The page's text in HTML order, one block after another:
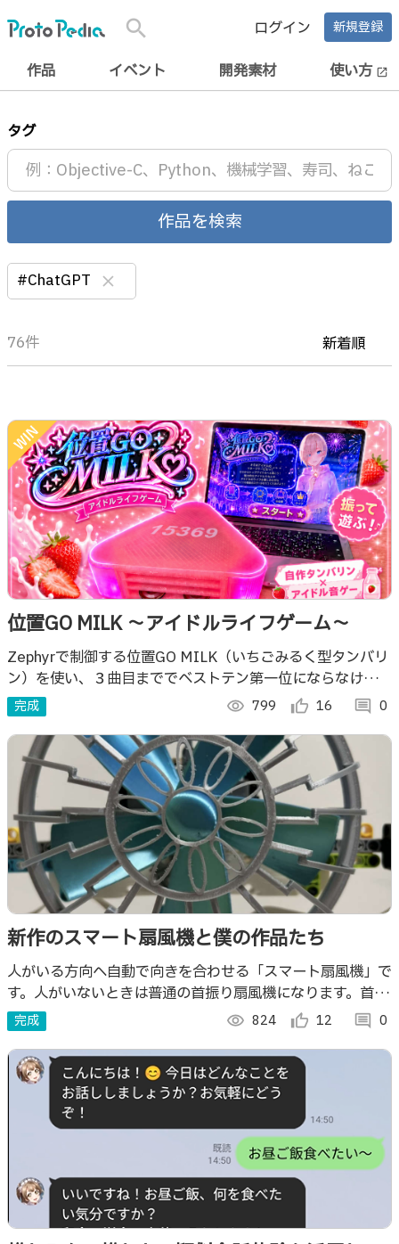
search ログイン 新規登録
作品 イベント 開発素材 使い方 open_in_new
タグ
作品を検索
#ChatGPT clear
76件 新着順
位置GO MILK 〜アイドルライフゲーム〜
Zephyrで制御する位置GO MILK（いちごみるく型タンバリ
ン）を使い、３曲目まででベストテン第一位にならなければ
解散になるアイドルライフゲームです！３曲の音ゲーは得点
ランキングありです！
完成 visibility 799 thumb_up_alt 16 comment 0
新作のスマート扇風機と僕の作品たち
人がいる方向へ自動で向きを合わせる「スマート扇風機」で
す。人がいないときは普通の首振り扇風機になります。首振
り範囲と風の強さはレバーで調整でします。カバーは3Dプ
リンタで作りました。
完成 visibility 824 thumb_up_alt 12 comment 0